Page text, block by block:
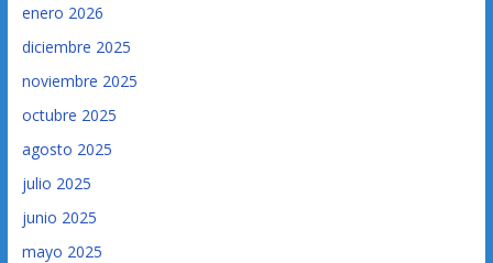
enero 2026
diciembre 2025
noviembre 2025
octubre 2025
agosto 2025
julio 2025
junio 2025
mayo 2025